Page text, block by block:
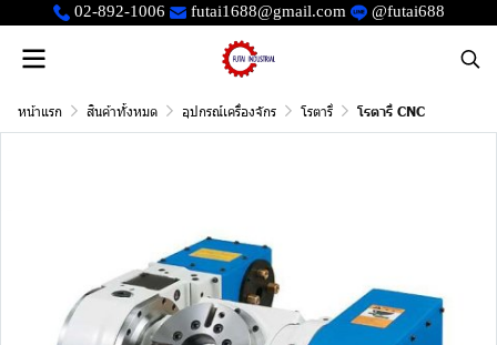
02-892-1006 futai1688@gmail.com @futai688
หน้าแรก สินค้าทั้งหมด อุปกรณ์เครื่องจักร โรตารี่ โรตารี่ CNC